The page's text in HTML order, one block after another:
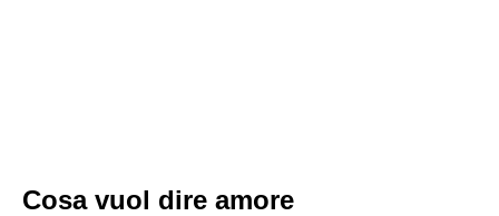
Cosa vuol dire amore